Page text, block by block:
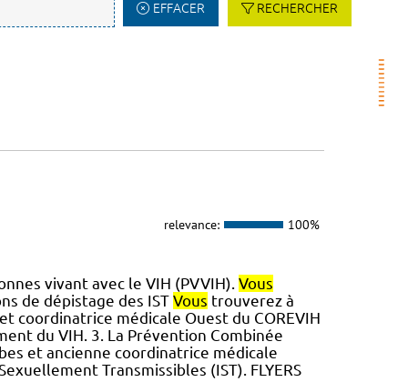
EFFACER RECHERCHER
relevance: 100%
vivant avec le VIH (PVVIH). Vous
de dépistage des IST Vous trouverez à
coordinatrice médicale Ouest du COREVIH
du VIH. 3. La Prévention Combinée
et ancienne coordinatrice médicale
Transmissibles (IST). FLYERS